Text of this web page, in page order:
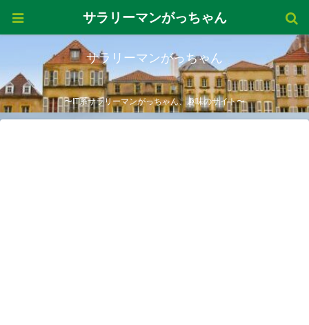
サラリーマンがっちゃん
〜IT系サラリーマンがっちゃん、趣味のサイト〜
サラリーマンがっちゃん